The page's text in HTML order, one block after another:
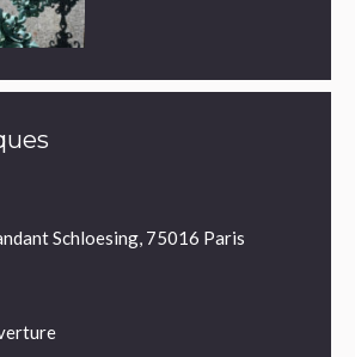
Schloesing, 75016 Paris